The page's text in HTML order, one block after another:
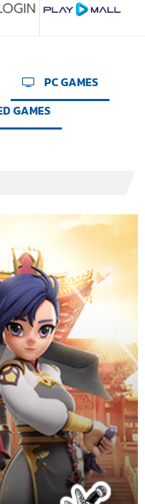
PC GAMES
GAMES
ดคลาสสิก ลิขสิทธิ์แท้